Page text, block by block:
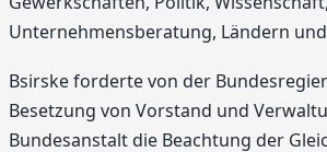
Unternehmensberatung, Ländern
Bsirske forderte von der
Besetzung von Vorstand und
Bundesanstalt die Beachtung der